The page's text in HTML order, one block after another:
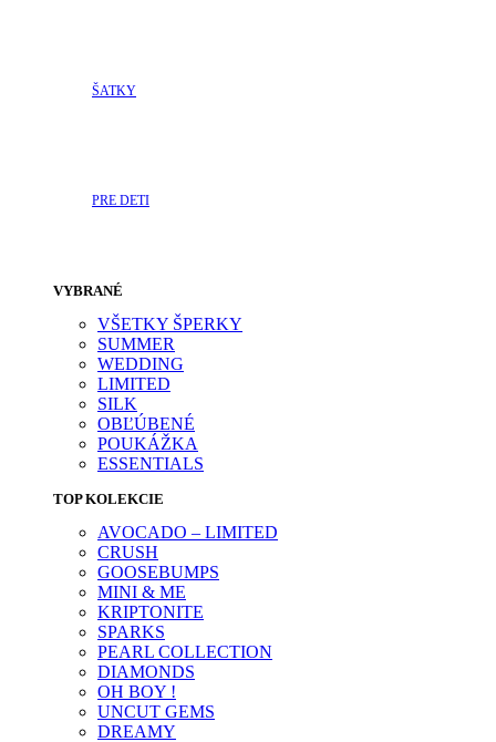
ŠATKY
PRE DETI
VYBRANÉ
VŠETKY ŠPERKY
SUMMER
WEDDING
LIMITED
SILK
OBĽÚBENÉ
POUKÁŽKA
ESSENTIALS
TOP KOLEKCIE
AVOCADO – LIMITED
CRUSH
GOOSEBUMPS
MINI & ME
KRIPTONITE
SPARKS
PEARL COLLECTION
DIAMONDS
OH BOY !
UNCUT GEMS
DREAMY